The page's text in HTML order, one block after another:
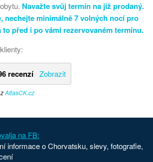
Navažte svůj termín na již prodaný.
nechejte minimálně 7 volných nocí pro
to před i po vámi rezervovaném termínu.
recenzí Zobrazit
AtlasCK.cz
na FB:
informace o Chorvatsku, slevy, fotografie,